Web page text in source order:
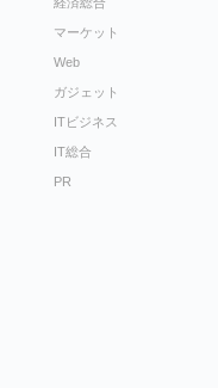
マーケット
Web
ガジェット
ITビジネス
IT総合
PR